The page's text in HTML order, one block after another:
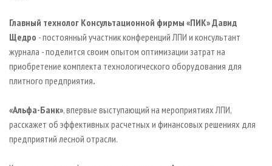
Главный технолог Консультационной фирмы «ПИК» Давид
Щедро - постоянный участник конференций ЛПИ и консультант
журнала - поделится своим опытом оптимизации затрат на
приобретение комплекта технологического оборудования для
плитного предприятия.
«Альфа-Банк», впервые выступающий на мероприятиях ЛПИ,
расскажет об эффективных расчетных и финансовых решениях для
предприятий лесной отрасли.